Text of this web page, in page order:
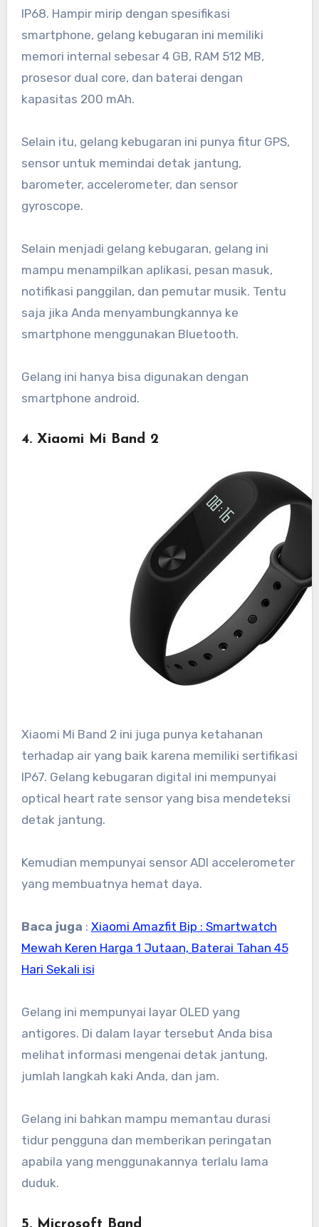
IP68. Hampir mirip dengan spesifikasi
smartphone, gelang kebugaran ini memiliki
memori internal sebesar 4 GB, RAM 512 MB,
prosesor dual core, dan baterai dengan
kapasitas 200 mAh.
Selain itu, gelang kebugaran ini punya fitur GPS,
sensor untuk memindai detak jantung,
barometer, accelerometer, dan sensor
gyroscope.
Selain menjadi gelang kebugaran, gelang ini
mampu menampilkan aplikasi, pesan masuk,
notifikasi panggilan, dan pemutar musik. Tentu
saja jika Anda menyambungkannya ke
smartphone menggunakan Bluetooth.
Gelang ini hanya bisa digunakan dengan
smartphone android.
4. Xiaomi Mi Band 2
Xiaomi Mi Band 2 ini juga punya ketahanan
terhadap air yang baik karena memiliki sertifikasi
IP67. Gelang kebugaran digital ini mempunyai
optical heart rate sensor yang bisa mendeteksi
detak jantung.
Kemudian mempunyai sensor ADI accelerometer
yang membuatnya hemat daya.
Baca juga : Xiaomi Amazfit Bip : Smartwatch
Mewah Keren Harga 1 Jutaan, Baterai Tahan 45
Hari Sekali isi
Gelang ini mempunyai layar OLED yang
antigores. Di dalam layar tersebut Anda bisa
melihat informasi mengenai detak jantung,
jumlah langkah kaki Anda, dan jam.
Gelang ini bahkan mampu memantau durasi
tidur pengguna dan memberikan peringatan
apabila yang menggunakannya terlalu lama
duduk.